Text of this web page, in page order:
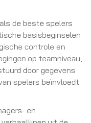
de beste spelers
basisbeginselen
controle en
op teamniveau,
door gegevens
spelers beïnvloedt
en